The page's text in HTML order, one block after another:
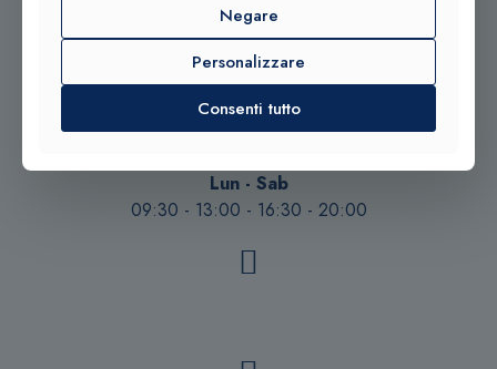
Contattaci qui
Tel. +39 0932 683156
Tel. +39 0933 942394
Lun - Sab
09:30 - 13:00 - 16:30 - 20:00
Negare
Personalizzare
Consenti tutto